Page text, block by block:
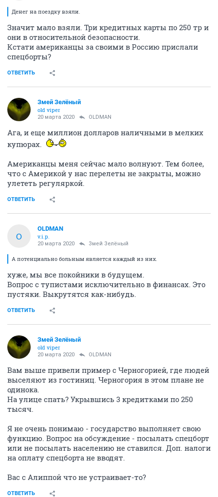
Денег на поездку взяли.
Значит мало взяли. Три кредитных карты по 250 тр и
они в относительной безопасности.
Кстати американцы за своими в Россию прислали
спецборты?
ОТВЕТИТЬ
Змей Зелёный
old viper
20 марта 2020 OLDMAN
Ага, и еще миллион долларов наличными в мелких
купюрах.
Американцы меня сейчас мало волнуют. Тем более,
что с Америкой у нас перелеты не закрыты, можно
улететь регуляркой.
ОТВЕТИТЬ
O
OLDMAN
v.i.p.
20 марта 2020 Змей Зелёный
А потенциально больным является каждый из них.
хуже, мы все покойники в будущем.
Вопрос с тупистами исключительно в финансах. Это
пустяки. Выкрутятся как-нибудь.
ОТВЕТИТЬ
Змей Зелёный
old viper
20 марта 2020 OLDMAN
Вам выше привели пример с Черногорией, где людей
выселяют из гостиниц. Черногория в этом плане не
одинока.
На улице спать? Укрывшись 3 кредитками по 250
тысяч.
Я не очень понимаю - государство выполняет свою
функцию. Вопрос на обсуждение - посылать спецборт
или не посылать населению не ставился. Доп. налоги
на оплату спецборта не вводят.
Вас с Алиппой что не устраивает-то?
ОТВЕТИТЬ